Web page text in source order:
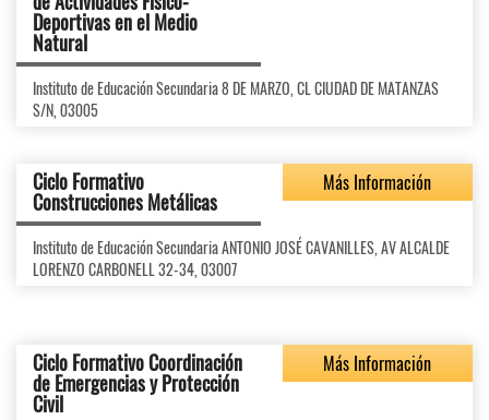
Deportivas en el Medio
Natural
Instituto de Educación Secundaria 8 DE MARZO, CL CIUDAD DE MATANZAS
S/N, 03005
Ciclo Formativo
Construcciones Metálicas
Más Información
Instituto de Educación Secundaria ANTONIO JOSÉ CAVANILLES, AV ALCALDE
LORENZO CARBONELL 32-34, 03007
Ciclo Formativo Coordinación
de Emergencias y Protección
Civil
Más Información